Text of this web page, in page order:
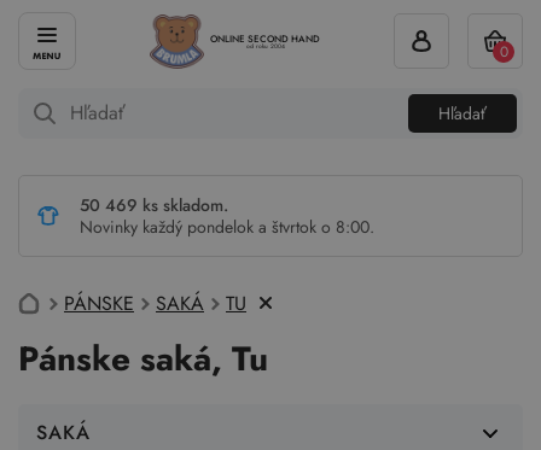
ONLINE SECOND HAND
od roku 2004
Hľadať
0
50 469 ks skladom.
Novinky každý pondelok a štvrtok o 8:00.
PÁNSKE SAKÁ TU
Pánske saká, Tu
SAKÁ